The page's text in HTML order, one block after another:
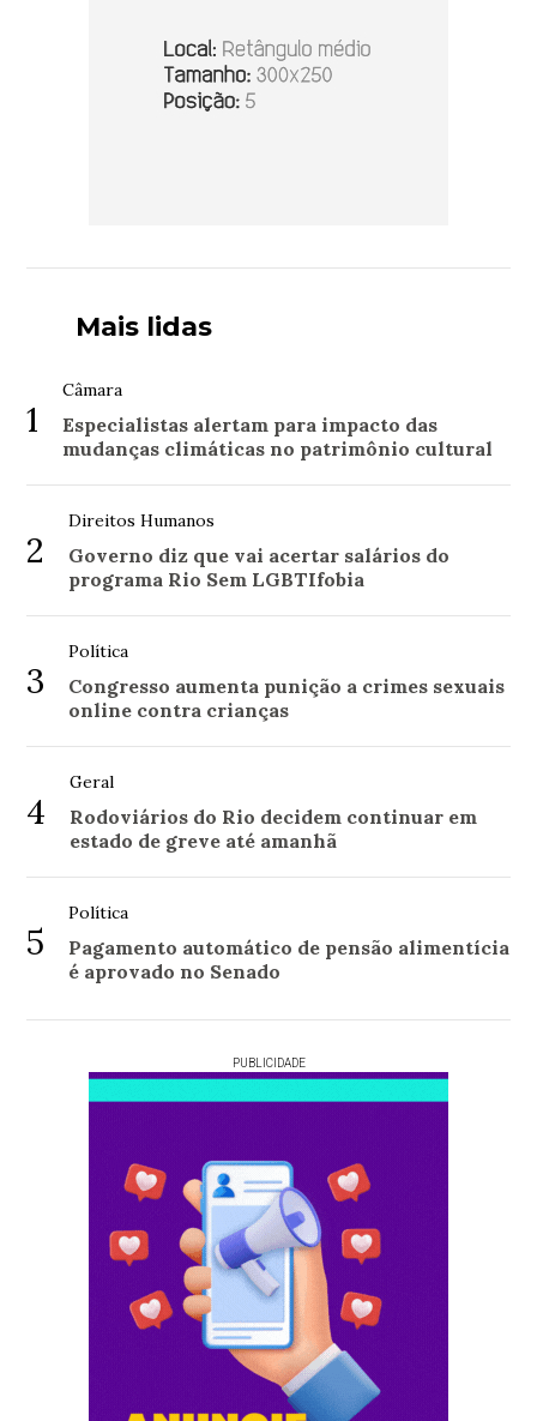
Mais lidas
1
Câmara
Especialistas alertam para impacto das
mudanças climáticas no patrimônio cultural
2
Direitos Humanos
Governo diz que vai acertar salários do
programa Rio Sem LGBTIfobia
3
Política
Congresso aumenta punição a crimes sexuais
online contra crianças
4
Geral
Rodoviários do Rio decidem continuar em
estado de greve até amanhã
5
Política
Pagamento automático de pensão alimentícia
é aprovado no Senado
PUBLICIDADE